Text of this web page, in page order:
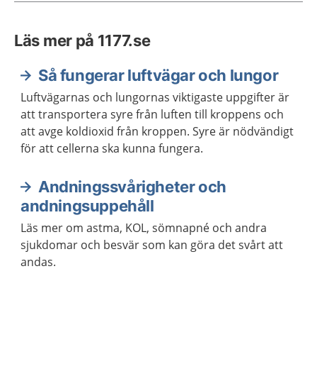
Läs mer på 1177.se
Så fungerar luftvägar och lungor
Luftvägarnas och lungornas viktigaste uppgifter är
att transportera syre från luften till kroppens och
att avge koldioxid från kroppen. Syre är nödvändigt
för att cellerna ska kunna fungera.
Andningssvårigheter och
andningsuppehåll
Läs mer om astma, KOL, sömnapné och andra
sjukdomar och besvär som kan göra det svårt att
andas.